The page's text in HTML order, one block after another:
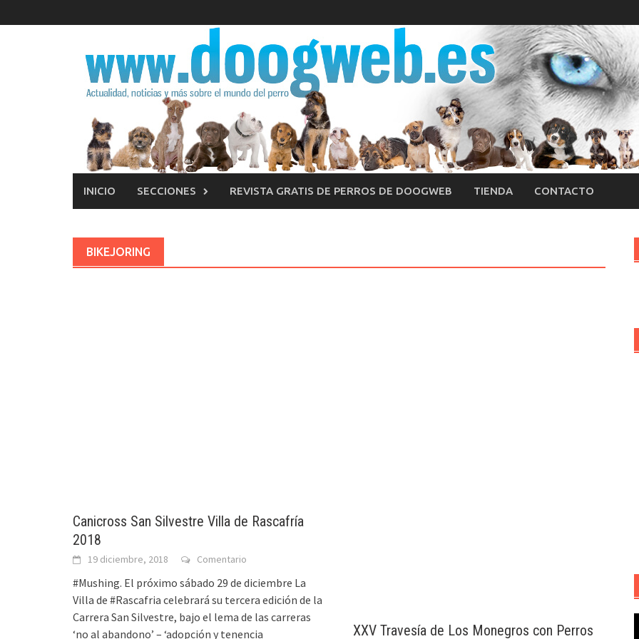
al
INICIO SECCIONES REVISTA GRATIS DE PERROS DE DOOGWEB TIENDA CONTACTO
BIKEJORING
Canicross San Silvestre Villa de Rascafría
2018
19 diciembre, 2018 Comentario
#Mushing. El próximo sábado 29 de diciembre La
Villa de #Rascafria celebrará su tercera edición de la
Carrera San Silvestre, bajo el lema de las carreras
‘no al abandono’ – ‘adopción y tenencia
XXV Travesía de Los Monegros con Perros